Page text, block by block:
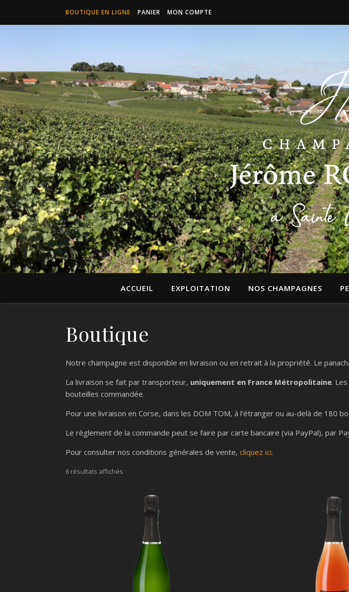
BOUTIQUE EN LIGNE PANIER MON COMPTE
ACCUEIL EXPLOITATION NOS CHAMPAGNES
Boutique
Notre champagne est disponible en livraison ou en retrait à la propriété. Le
La livraison se fait par transporteur, uniquement en France Métropolitaine.
bouteilles commandée.
Pour une livraison en Corse, dans les DOM TOM, à l’étranger ou au-delà de 180
Le règlement de la commande peut se faire par carte bancaire (via PayPal), par
Pour consulter nos conditions générales de vente, cliquez ici.
6 résultats affichés